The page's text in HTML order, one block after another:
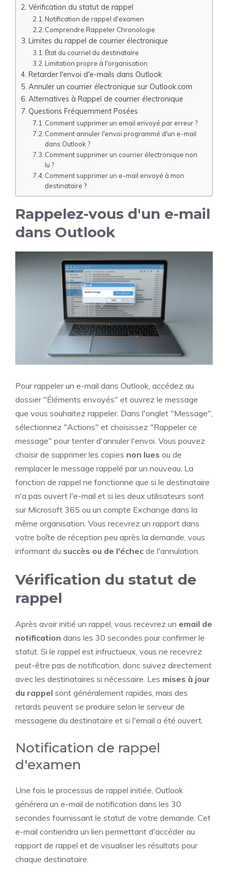
Vérification du statut de rappel
Notification de rappel d'examen
Comprendre Rappeler Chronologie
Limites du rappel de courrier électronique
État du courriel du destinataire
Limitation propre à l'organisation
Retarder l'envoi d'e-mails dans Outlook
Annuler un courrier électronique sur Outlook.com
Alternatives à Rappel de courrier électronique
Questions Fréquemment Posées
Comment supprimer un email envoyé par erreur ?
Comment annuler l'envoi programmé d'un e-mail
dans Outlook ?
Comment supprimer un courrier électronique non
lu ?
Comment supprimer un e-mail envoyé à mon
destinataire ?
Rappelez-vous d'un e-mail
dans Outlook
Pour rappeler un e-mail dans Outlook, accédez au
dossier "Éléments envoyés" et ouvrez le message
que vous souhaitez rappeler. Dans l'onglet "Message",
sélectionnez "Actions" et choisissez "Rappeler ce
message" pour tenter d'annuler l'envoi. Vous pouvez
choisir de supprimer les copies non lues ou de
remplacer le message rappelé par un nouveau. La
fonction de rappel ne fonctionne que si le destinataire
n'a pas ouvert l'e-mail et si les deux utilisateurs sont
sur Microsoft 365 ou un compte Exchange dans la
même organisation. Vous recevrez un rapport dans
votre boîte de réception peu après la demande, vous
informant du succès ou de l'échec de l'annulation.
Vérification du statut de
rappel
Après avoir initié un rappel, vous recevrez un email de
notification dans les 30 secondes pour confirmer le
statut. Si le rappel est infructueux, vous ne recevrez
peut-être pas de notification, donc suivez directement
avec les destinataires si nécessaire. Les mises à jour
du rappel sont généralement rapides, mais des
retards peuvent se produire selon le serveur de
messagerie du destinataire et si l'email a été ouvert.
Notification de rappel
d'examen
Une fois le processus de rappel initiée, Outlook
générera un e-mail de notification dans les 30
secondes fournissant le statut de votre demande. Cet
e-mail contiendra un lien permettant d'accéder au
rapport de rappel et de visualiser les résultats pour
chaque destinataire.